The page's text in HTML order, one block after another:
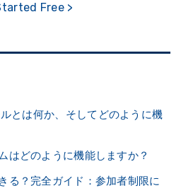
Free >
とは何か、そしてどのように機
はどのように機能しますか？
る？完全ガイド：参加者制限に